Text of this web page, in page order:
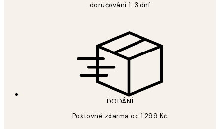
doručování 1-3 dní
DODÁNÍ
Poštovné zdarma od 1 299 Kč